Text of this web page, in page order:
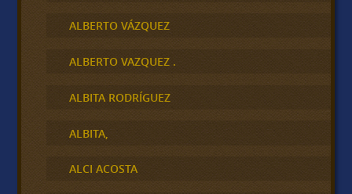
ALBERTO VÁZQUEZ
ALBERTO VAZQUEZ .
ALBITA RODRÍGUEZ
ALBITA,
ALCI ACOSTA